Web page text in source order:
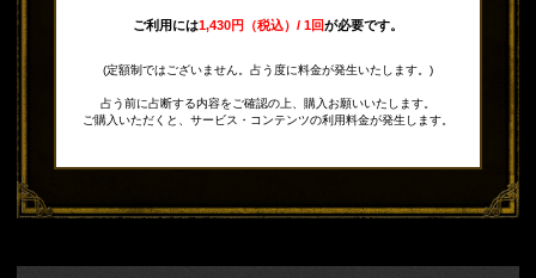
ご利用には1,430円（税込）/ 1回が必要です。
(定額制ではございません。占う度に料金が発生いたします。)
占う前に占断する内容をご確認の上、購入お願いいたします。
ご購入いただくと、サービス・コンテンツの利用料金が発生します。